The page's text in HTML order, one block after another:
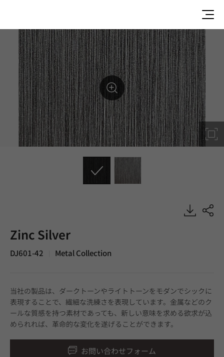
Zinc Silver
DJ601-42 Metal Collection
当社の製品は、ダークトーンやライトトーンをモダンでシックに
表現することで、繊細な洗練さを表現しています。金属などのク
ールな質感を持つ素材であっても、新しい意味を求める欲求が込
められれば、革命的な変化を遂げることができます。
お問い合わせフォーム